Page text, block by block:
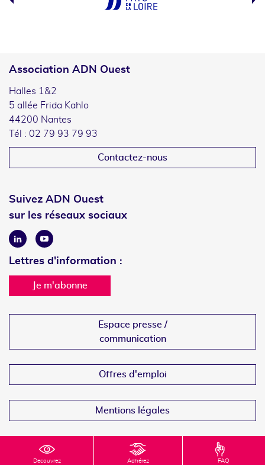
Decouvrez Adhérez FAQ
Association ADN Ouest
Halles 1&2
5 allée Frida Kahlo
44200 Nantes
Tél : 02 79 93 79 93
Contactez-nous
Suivez ADN Ouest
sur les réseaux sociaux
LinkedinYoutube
Lettres d'information :
Je m'abonne
Espace presse /
communication
Offres d'emploi
Mentions légales